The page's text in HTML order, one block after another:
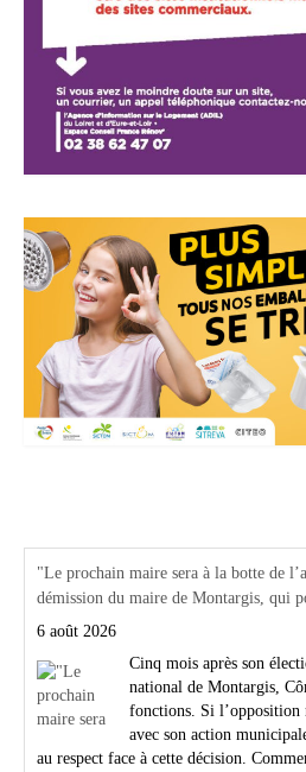
"Le prochain maire sera à la botte de
démission du maire de Montargis, qui
6 août 2026
Cinq mois après son
national de Montargis,
fonctions. Si l’opposition
avec son action
au respect face à cette décision.